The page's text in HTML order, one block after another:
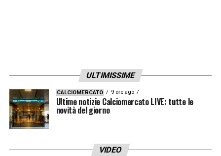
ULTIMISSIME
CALCIOMERCATO 9 ore ago
Ultime notizie Calciomercato LIVE: tutte le
novità del giorno
VIDEO